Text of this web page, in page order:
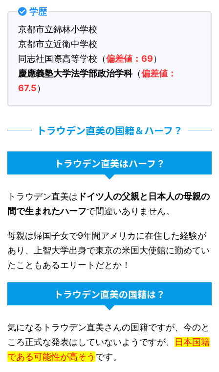
学歴
京都市立錦林小学校
京都市立近衛中学校
同志社国際高等学校（偏差値：69）
慶應義塾大学法学部政治学科（偏差値：
67.5）
トラウデン直美の国籍＆ハーフ？
トラウデン直美はハーフ？
トラウデン直美は ドイツ人の父親と日本人の母親の
間で生まれたハーフで間違いありません。
母親は帰国子女で9年間アメリカに在住した経験が
あり、上智大学出身で東京の米国大使館に勤めてい
たこともあるエリートだとか！
トラウデン直美の国籍は？
気になるトラウデン直美さんの国籍ですが、今のと
ころ正式な発表はしていないようですが、 日本国籍
である可能性が高そう です。